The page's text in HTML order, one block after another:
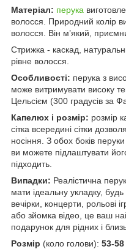
Матеріал: перука
волосся. Природний колір
волосся. Він м’який,
Стрижка - каскад,
рівне волосся.
Особливості: перука з
може витримувати високу
Цельсієм (300 градусів за
Капелюх і розмір: розмір
сітка всередині сітки
носіння. З обох боків
ви можете підлаштувати
підходить.
Випадки: Реалістична
мати ідеальну укладку,
вечірки, концерти, рольові
або зйомка відео, це ваш
подарунок для рідних і
Розмір (коло голови): 53-